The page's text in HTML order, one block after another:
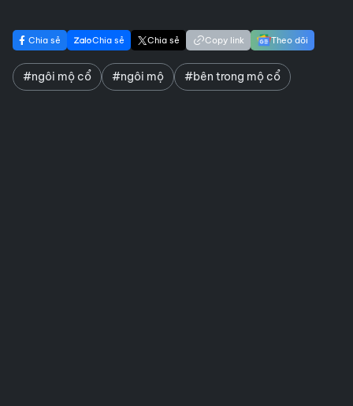
Chia sẻ Chia sẻ Chia sẻ Copy link Theo dõi
#ngôi mộ cổ #ngôi mộ #bên trong mộ cổ